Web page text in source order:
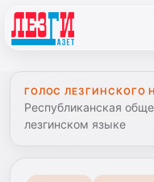
ГОЛОС ЛЕЗГИНСКОГО
Республиканская
лезгинском языке